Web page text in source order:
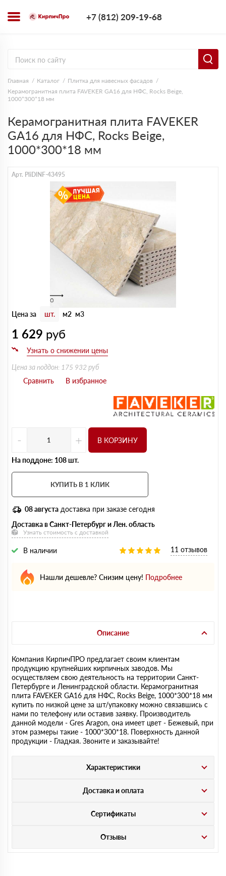
+7 (812) 209-19-68
Главная Каталог
Плитка для навесных фасадов
Керамогранитная плита FAVEKER GA16 для НФС, Rocks Beige,
1000*300*18 мм
Керамогранитная плита FAVEKER
GA16 для НФС, Rocks Beige,
1000*300*18 мм
Арт. PliDlNF-43495
Цена за шт. м2 м3
1 629 руб
Цена за поддон: 175 932 руб
- + В КОРЗИНУ
На поддоне: 108 шт.
КУПИТЬ В 1 КЛИК
08 августа доставка при заказе сегодня
Доставка в Санкт-Петербург и Лен. область
Узнать стоимость с доставкой
В наличии 11 отзывов
Нашли дешевле? Снизим цену! Подробнее
Описание
Компания КирпичПРО предлагает своим клиентам
продукцию крупнейших кирпичных заводов. Мы
осуществляем свою деятельность на территории Санкт-
Петербурге и Ленинградской области. Керамогранитная
плита FAVEKER GA16 для НФС, Rocks Beige, 1000*300*18 мм
купить по низкой цене за шт/упаковку можно связавшись с
нами по телефону или оставив заявку. Производитель
данной модели - Gres Aragon, она имеет цвет - Бежевый, при
этом размеры такие - 1000*300*18. Поверхность данной
продукции - Гладкая. Звоните и заказывайте!
Характеристики
Доставка и оплата
Сертификаты
Отзывы